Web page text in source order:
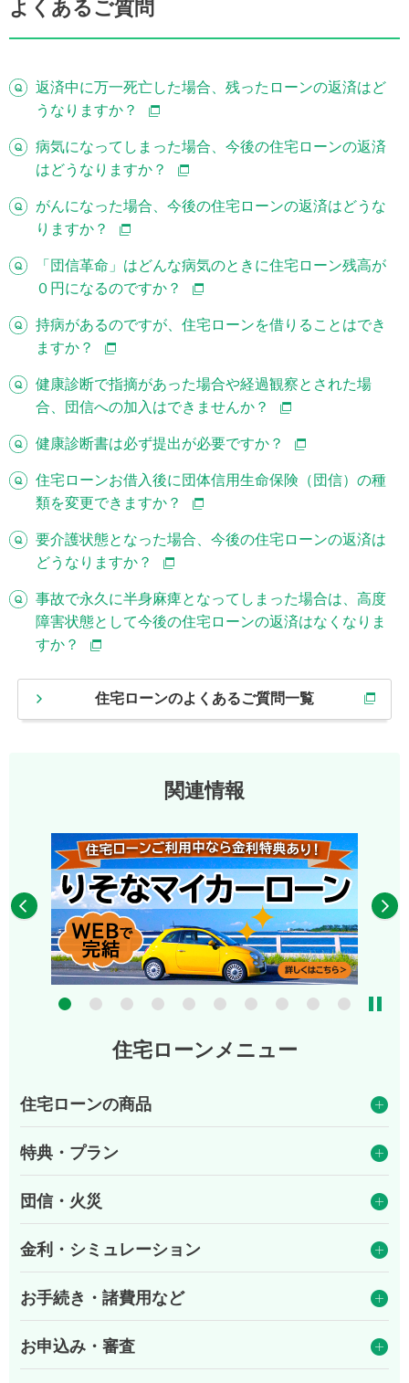
よくあるご質問
返済中に万一死亡した場合、残ったローンの返済はど
うなりますか？
病気になってしまった場合、今後の住宅ローンの返済
はどうなりますか？
がんになった場合、今後の住宅ローンの返済はどうな
りますか？
「団信革命」はどんな病気のときに住宅ローン残高が
０円になるのですか？
持病があるのですが、住宅ローンを借りることはでき
ますか？
健康診断で指摘があった場合や経過観察とされた場
合、団信への加入はできませんか？
健康診断書は必ず提出が必要ですか？
住宅ローンお借入後に団体信用生命保険（団信）の種
類を変更できますか？
要介護状態となった場合、今後の住宅ローンの返済は
どうなりますか？
事故で永久に半身麻痺となってしまった場合は、高度
障害状態として今後の住宅ローンの返済はなくなりま
すか？
住宅ローンのよくあるご質問一覧
関連情報
10
住宅ローンメニュー
住宅ローンの商品
特典・プラン
団信・火災
金利・シミュレーション
お手続き・諸費用など
お申込み・審査